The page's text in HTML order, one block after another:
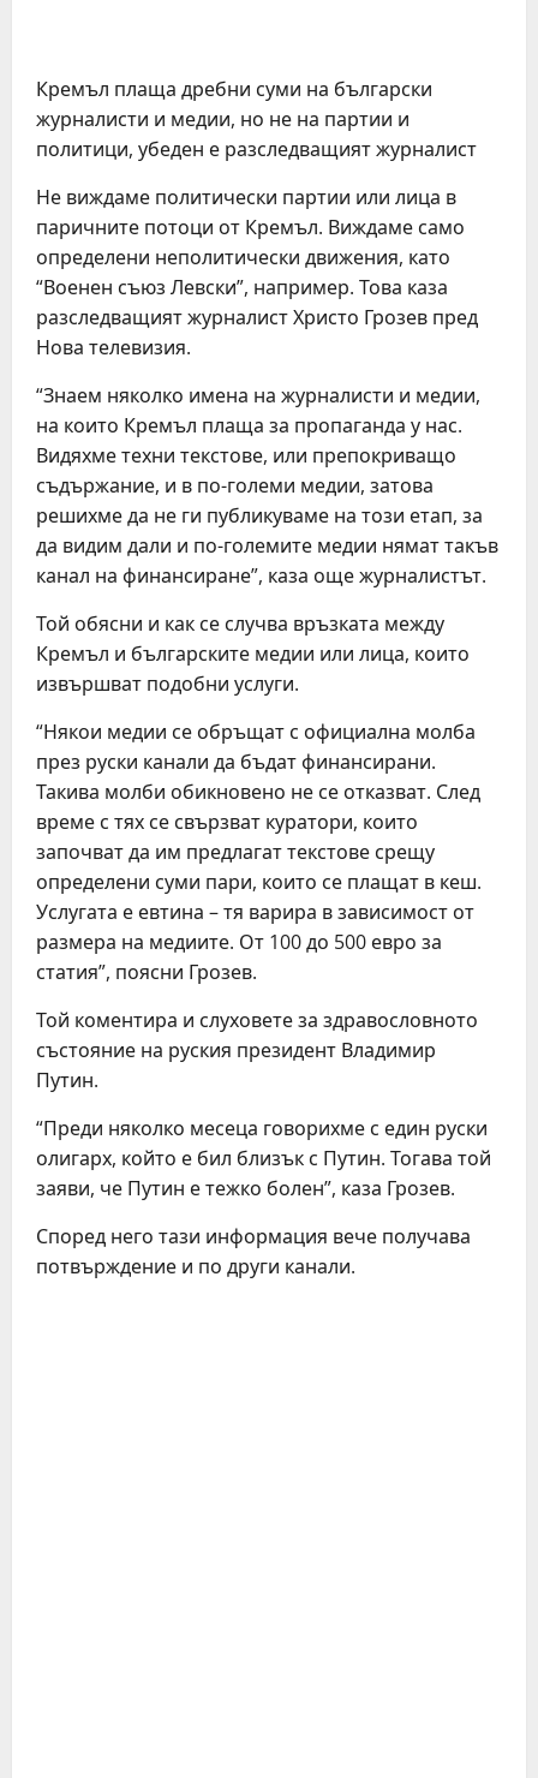
Кремъл плаща дребни суми на български
журналисти и медии, но не на партии и
политици, убеден е разследващият журналист
Не виждаме политически партии или лица в
паричните потоци от Кремъл. Виждаме само
определени неполитически движения, като
“Военен съюз Левски”, например. Това каза
разследващият журналист Христо Грозев пред
Нова телевизия.
“Знаем няколко имена на журналисти и медии,
на които Кремъл плаща за пропаганда у нас.
Видяхме техни текстове, или препокриващо
съдържание, и в по-големи медии, затова
решихме да не ги публикуваме на този етап, за
да видим дали и по-големите медии нямат такъв
канал на финансиране”, каза още журналистът.
Той обясни и как се случва връзката между
Кремъл и българските медии или лица, които
извършват подобни услуги.
“Някои медии се обръщат с официална молба
през руски канали да бъдат финансирани.
Такива молби обикновено не се отказват. След
време с тях се свързват куратори, които
започват да им предлагат текстове срещу
определени суми пари, които се плащат в кеш.
Услугата е евтина – тя варира в зависимост от
размера на медиите. От 100 до 500 евро за
статия”, поясни Грозев.
Той коментира и слуховете за здравословното
състояние на руския президент Владимир
Путин.
“Преди няколко месеца говорихме с един руски
олигарх, който е бил близък с Путин. Тогава той
заяви, че Путин е тежко болен”, каза Грозев.
Според него тази информация вече получава
потвърждение и по други канали.